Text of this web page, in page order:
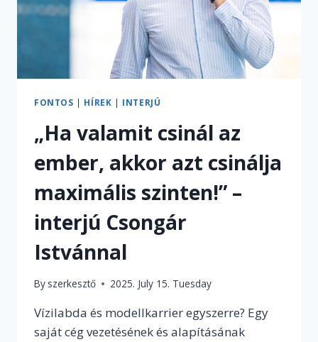
FONTOS | HÍREK | INTERJÚ
„Ha valamit csinál az
ember, akkor azt csinálja
maximális szinten!” –
interjú Csongár
Istvánnal
By szerkesztő 2025. July 15. Tuesday
Vízilabda és modellkarrier egyszerre? Egy
saját cég vezetésének és alapításának